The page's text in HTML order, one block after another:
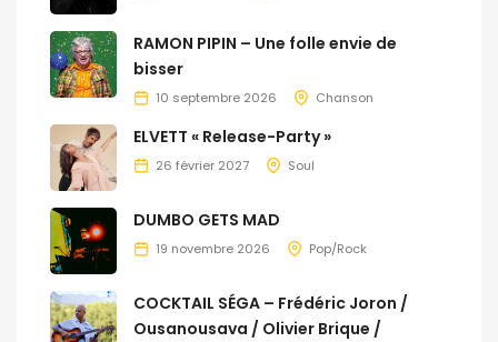
RAMON PIPIN – Une folle envie de
bisser
10 septembre 2026 Chanson
ELVETT « Release-Party »
26 février 2027 Soul
DUMBO GETS MAD
19 novembre 2026 Pop/Rock
COCKTAIL SÉGA – Frédéric Joron /
Ousanousava / Olivier Brique /